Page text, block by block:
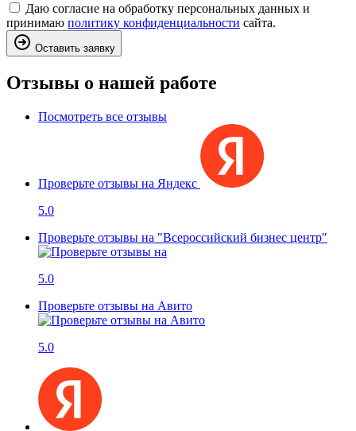
Даю согласие на обработку персональных данных и
принимаю политику конфиденциальности сайта.
Оставить заявку
Отзывы о нашей работе
Посмотреть все отзывы
Проверьте отзывы на Яндекс
5.0
Проверьте отзывы на "Всероссийский бизнес центр"
5.0
Проверьте отзывы на Авито
5.0